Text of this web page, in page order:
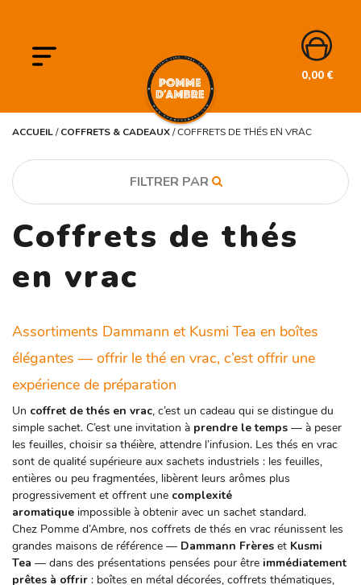
0,00 €
ACCUEIL/COFFRETS & CADEAUX/COFFRETS DE THÉS EN VRAC
FILTRER PAR
CATÉGORIE
Coffrets & cadeaux
Thés & infusions
Dammann
ORIGINE
France
Coffrets de thés
en vrac
Assortiments Dammann et Kusmi Tea en boîtes
élégantes — offrir le thé en vrac, c’est offrir une
expérience de préparation
Un coffret de thés en vrac, c’est un cadeau qui se distingue du
simple sachet. C’est une invitation à prendre le temps — à peser
les feuilles, choisir sa théière, attendre l’infusion. Les thés en vrac
sont de qualité supérieure aux sachets industriels : les feuilles,
entières ou peu fragmentées, libèrent leurs arômes plus
progressivement et offrent une complexité
aromatique impossible à obtenir avec un sachet standard.
Chez Pomme d’Ambre, nos coffrets de thés en vrac réunissent les
grandes maisons de référence — Dammann Frères et Kusmi
Tea — dans des présentations pensées pour être immédiatement
prêtes à offrir : boîtes en métal décorées, coffrets thématiques,